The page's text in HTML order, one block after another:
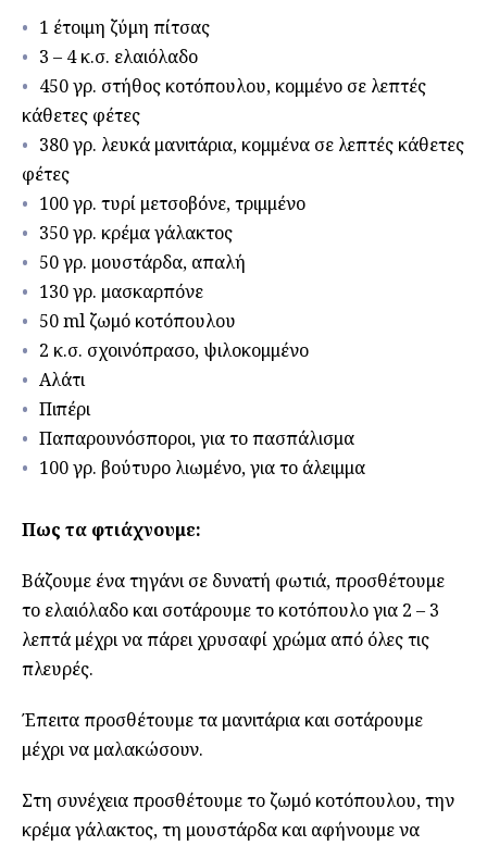
1 έτοιμη ζύμη πίτσας
3 – 4 κ.σ. ελαιόλαδο
450 γρ. στήθος κοτόπουλου, κομμένο σε λεπτές
κάθετες φέτες
380 γρ. λευκά μανιτάρια, κομμένα σε λεπτές κάθετες
φέτες
100 γρ. τυρί μετσοβόνε, τριμμένο
350 γρ. κρέμα γάλακτος
50 γρ. μουστάρδα, απαλή
130 γρ. μασκαρπόνε
50 ml ζωμό κοτόπουλου
2 κ.σ. σχοινόπρασο, ψιλοκομμένο
Αλάτι
Πιπέρι
Παπαρουνόσποροι, για το πασπάλισμα
100 γρ. βούτυρο λιωμένο, για το άλειμμα
Πως τα φτιάχνουμε:
Βάζουμε ένα τηγάνι σε δυνατή φωτιά, προσθέτουμε
το ελαιόλαδο και σοτάρουμε το κοτόπουλο για 2 – 3
λεπτά μέχρι να πάρει χρυσαφί χρώμα από όλες τις
πλευρές.
Έπειτα προσθέτουμε τα μανιτάρια και σοτάρουμε
μέχρι να μαλακώσουν.
Στη συνέχεια προσθέτουμε το ζωμό κοτόπουλου, την
κρέμα γάλακτος, τη μουστάρδα και αφήνουμε να